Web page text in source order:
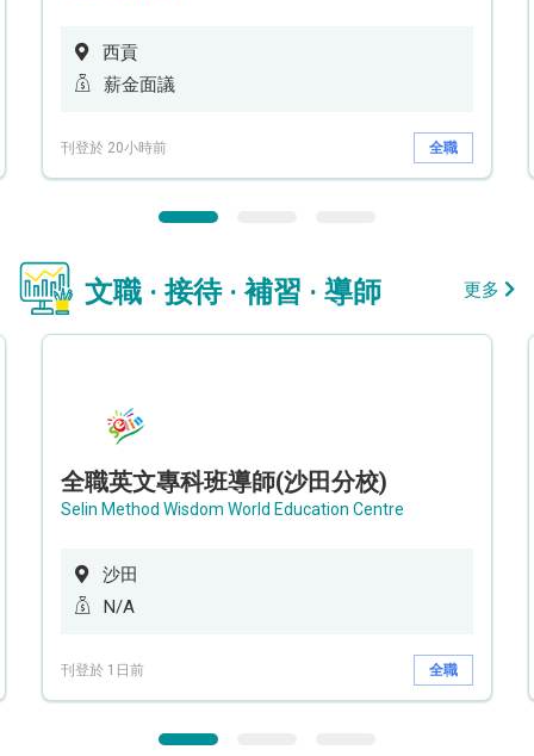
西貢
薪金面議
刊登於 20小時前 全職
文職 · 接待 · 補習 · 導師 更多
全職英文專科班導師(沙田分校)
Selin Method Wisdom World Education Centre
沙田
N/A
刊登於 1日前 全職